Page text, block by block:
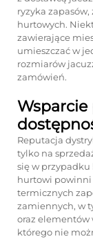
ryzyka
hurtowych.
zawierające
umieszczać w
rozmiarów
zamówień.
Wsparcie
Reputacja
tylko na
się w przypadku
hurtowi powinni
termicznych
zamiennych, w
oraz elementów
którego nie